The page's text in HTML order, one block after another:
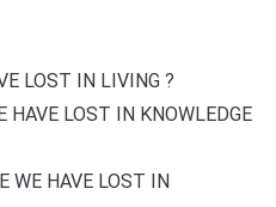
LOST IN LIVING ?
HAVE LOST IN KNOWLEDGE
WE HAVE LOST IN